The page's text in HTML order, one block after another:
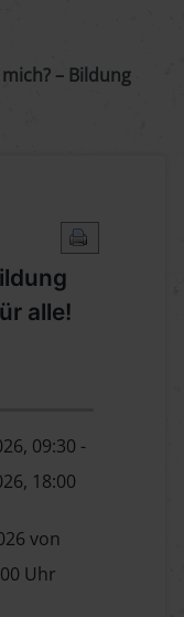
– Bildung
alle!
, 09:30 -
, 18:00
von
Uhr